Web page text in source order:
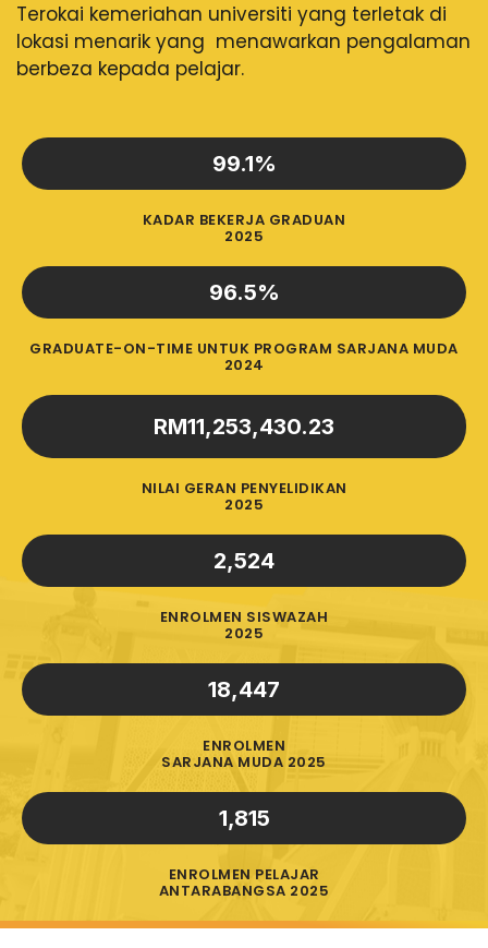
Terokai kemeriahan universiti yang terletak di
lokasi menarik yang menawarkan pengalaman
berbeza kepada pelajar.
99.1%
KADAR BEKERJA GRADUAN
2025
96.5%
GRADUATE-ON-TIME UNTUK PROGRAM SARJANA MUDA
2024
RM11,253,430.23
NILAI GERAN PENYELIDIKAN
2025
2,524
ENROLMEN SISWAZAH
2025
18,447
ENROLMEN
SARJANA MUDA 2025
1,815
ENROLMEN PELAJAR
ANTARABANGSA 2025